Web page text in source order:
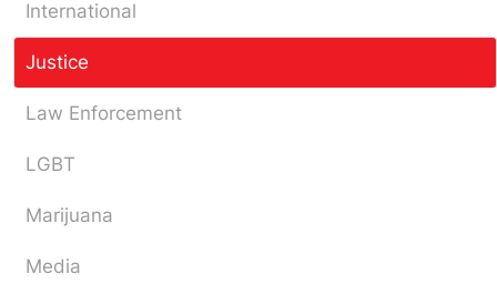
International
Justice
Law Enforcement
LGBT
Marijuana
Media